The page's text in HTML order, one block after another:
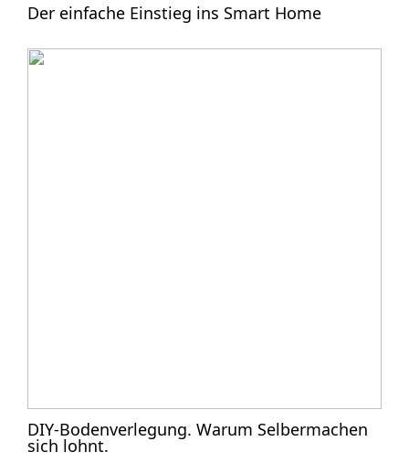
Der einfache Einstieg ins Smart Home
DIY-Bodenverlegung. Warum Selbermachen
sich lohnt.